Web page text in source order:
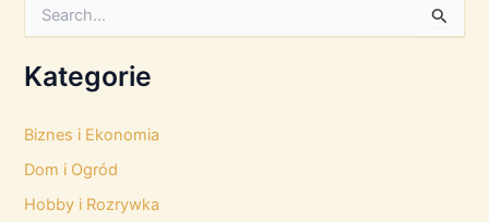
r
c
f
r
:
Kategorie
Biznes i Ekonomia
Dom i Ogród
Hobby i Rozrywka